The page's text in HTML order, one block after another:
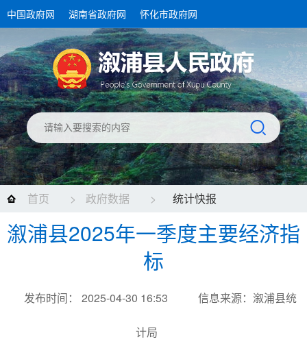
中国政府网 湖南省政府网 怀化市政府网
首页 > 政府数据 > 统计快报
溆浦县2025年一季度主要经济指
标
发布时间： 2025-04-30 16:53 信息来源：溆浦县统
计局